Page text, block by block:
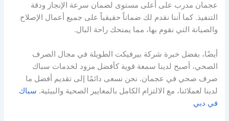
عجمان مدرب على أعلى مستوى لضمان سرعة الإنجاز ودقة
التنفيذ. كما أننا نقدم لك ضماناً حقيقياً على جميع أعمال الإصلاح
والصيانة التي نقوم بها، مما يمنحك راحة البال.
أيضًا، بفضل خبرة شركة بيرفيكت الطويلة في مجال الصرف
الصحي، أصبح لدينا سمعة قوية كأفضل مزود لخدمات سباك
صرف صحي في عجمان. نحن نسعى دائمًا إلى تقديم أفضل ما
لدينا لعملائنا، مع الالتزام الكامل بالمعايير الصحية والبيئية. سباك
في دبي